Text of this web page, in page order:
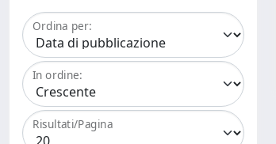
Ordina per:
In ordine:
Risultati/Pagina